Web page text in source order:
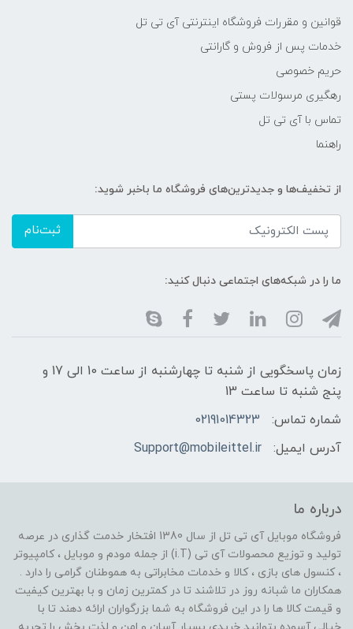
قوانین و مقررات فروشگاه اینترنتی آی تی تل
خدمات پس از فروش و گارانتی
حریم خصوصی
رهگیری مرسولات پستی
تماس با آی تی تل
راهنما
از تخفیف‌ها و جدیدترین‌های فروشگاه ما باخبر شوید:
ثبت‌نام
ما را در شبکه‌های اجتماعی دنبال کنید:
زمان پاسخگویی از شنبه تا چهارشنبه از ساعت 10 الی 17 و
پنج شنبه تا ساعت 13
شماره تماس:
02191014323
آدرس ایمیل:
Support@mobileittel.ir
درباره ما
فروشگاه موبایل آی تی تل از سال 1380 افتخار خدمت گذاری در عرصه
تولید و توزیع محصولات آی تی (i.T) از جمله مودم و موبایل ، کامپیوتر
، کنسول های بازی ، کالا و خدمات مخابراتی به هموطنان گرامی را دارد .
همکاران ما شبانه روز در تلاشند تا در کمترین زمان و با بهترین کیفیت
و قیمت کالا ها را در این فروشگاه به شما بزرگواران ارائه دهند تا با